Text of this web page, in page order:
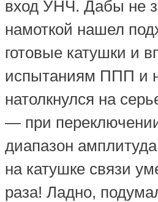
вход УНЧ. Дабы не
намоткой нашел
готовые катушки и
испытаниям ППП и
натолкнулся на
— при
диапазон
на катушке связи
раза! Ладно,